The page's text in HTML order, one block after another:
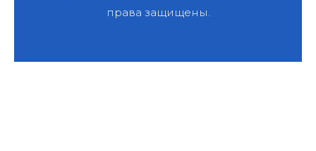
права защищены.